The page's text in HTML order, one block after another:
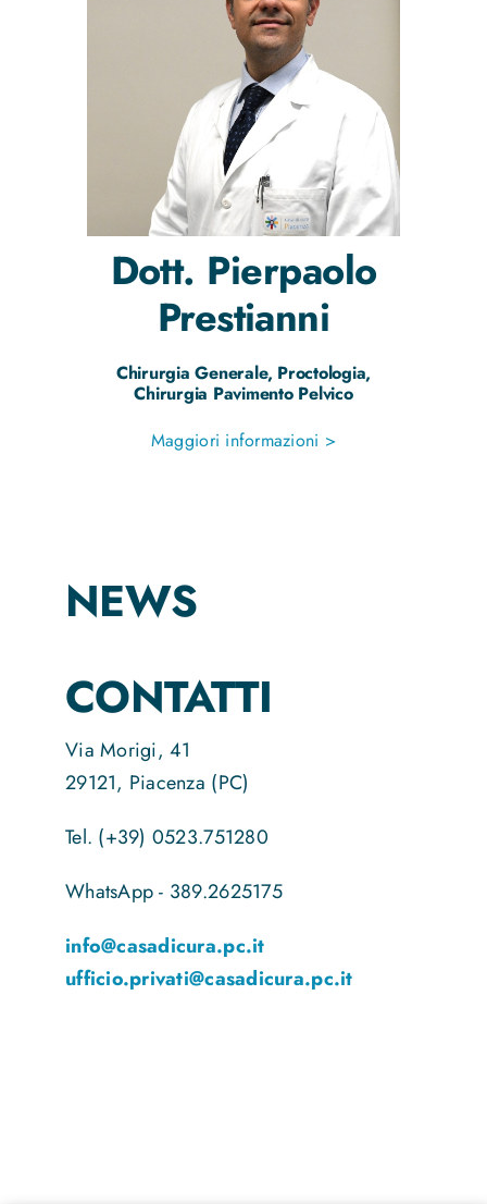
Dott. Pierpaolo
Prestianni
Chirurgia Generale, Proctologia,
Chirurgia Pavimento Pelvico
Maggiori informazioni >
NEWS
CONTATTI
Via Morigi, 41
29121, Piacenza (PC)
Tel. (+39) 0523.751280
WhatsApp - 389.2625175
info@casadicura.pc.it
ufficio.privati@casadicura.pc.it